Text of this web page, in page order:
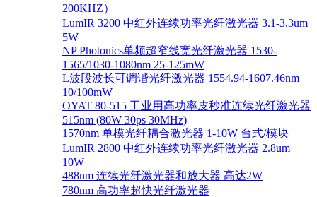
200KHZ）
LumIR 3200 中红外连续功率光纤激光器 3.1-3.3um
5W
NP Photonics单频超窄线宽光纤激光器 1530-
1565/1030-1080nm 25-125mW
L波段波长可调谐光纤激光器 1554.94-1607.46nm
10/100mW
OYAT 80-515 工业用高功率皮秒准连续光纤激光器
515nm (80W 30ps 30MHz)
1570nm 单模光纤耦合激光器 1-10W 台式/模块
LumIR 2800 中红外连续功率光纤激光器 2.8um
10W
488nm 连续光纤激光器和放大器 高达2W
780nm 高功率超快光纤激光器